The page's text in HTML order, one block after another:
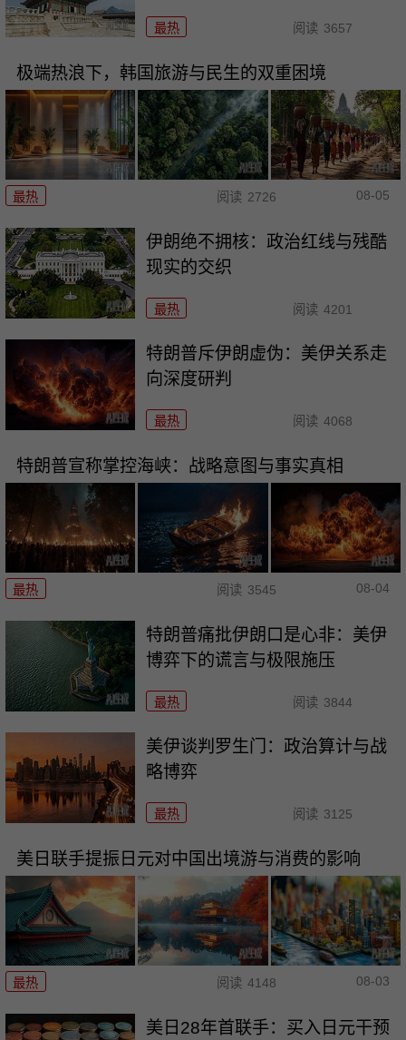
最热 阅读 3657
极端热浪下，韩国旅游与民生的双重困境
最热 阅读 2726 08-05
伊朗绝不拥核：政治红线与残酷
现实的交织
最热 阅读 4201
特朗普斥伊朗虚伪：美伊关系走
向深度研判
最热 阅读 4068
特朗普宣称掌控海峡：战略意图与事实真相
最热 阅读 3545 08-04
特朗普痛批伊朗口是心非：美伊
博弈下的谎言与极限施压
最热 阅读 3844
美伊谈判罗生门：政治算计与战
略博弈
最热 阅读 3125
美日联手提振日元对中国出境游与消费的影响
最热 阅读 4148 08-03
美日28年首联手：买入日元干预